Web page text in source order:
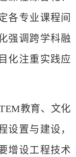
各专业课程间
强调跨学科融
化注重实践应
教育、文化
设置与建设，
增设工程技术